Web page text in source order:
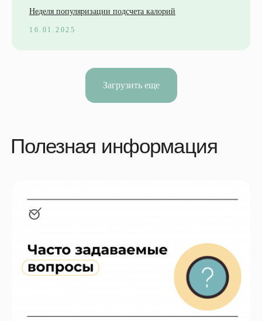
Неделя популяризации подсчета калорий
16.01.2025
Загрузить еще